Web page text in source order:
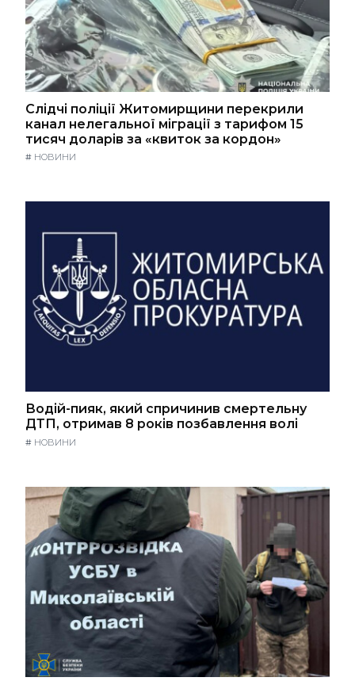
Слідчі поліції Житомирщини перекрили
канал нелегальної міграції з тарифом 15
тисяч доларів за «квиток за кордон»
# НОВИНИ
Водій-пияк, який спричинив смертельну
ДТП, отримав 8 років позбавлення волі
# НОВИНИ